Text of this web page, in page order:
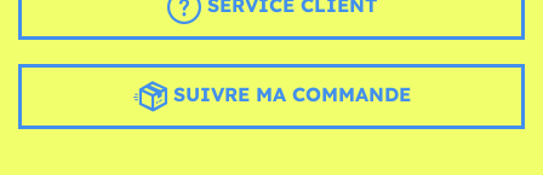
SERVICE CLIENT
SUIVRE MA COMMANDE